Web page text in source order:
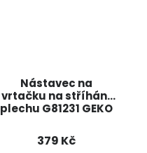
Nástavec na
vrtačku na stříhání
plechu G81231 GEKO
379 Kč